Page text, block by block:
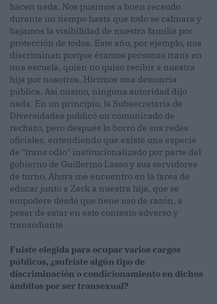
hacen nada. Nos pusimos a buen recaudo
durante un tiempo hasta que todo se calmara y
bajamos la visibilidad de nuestra familia por
protección de todos. Este año, por ejemplo, nos
discriminan porque éramos personas trans en
una escuela, quien no quiso recibir a nuestra
hija por nosotros. Hicimos una denuncia
pública. Así mismo, ninguna autoridad dijo
nada. En un principio, la Subsecretaría de
Diversidades publicó un comunicado de
rechazo, pero después lo borró de sus redes
oficiales, entendiendo que existe una especie
de "trans odio" institucionalizado por parte del
gobierno de Guillermo Lasso y sus servidores
de turno. Ahora me encuentro en la tarea de
educar junto a Zack a nuestra hija, que se
empodere desde que tiene uso de razón, a
pesar de estar en este contexto adverso y
transodiante.
Fuiste elegida para ocupar varios cargos
públicos, ¿sufriste algún tipo de
discriminación o condicionamiento en dichos
ámbitos por ser transexual?